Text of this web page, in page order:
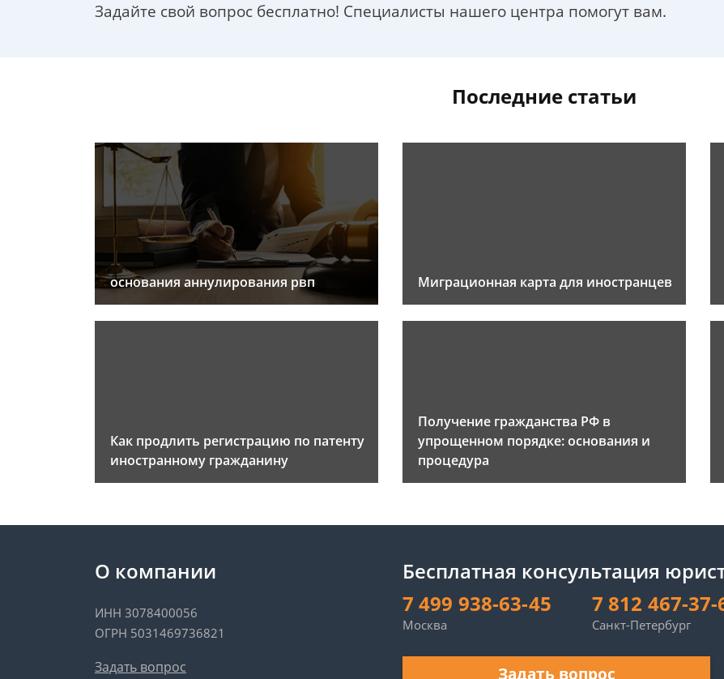
Задайте свой вопрос бесплатно! Специалисты нашего центра помогут вам.
Последние статьи
основания аннулирования рвп Миграционная карта для иностранцев
Как продлить регистрацию по патенту
иностранному гражданину
Получение гражданства РФ в
упрощенном порядке: основания и
процедура
О компании
ИНН 3078400056
ОГРН 5031469736821
Задать вопрос
Бесплатная консультация
7 499 938-63-45
Москва
7 812 467-37-
Санкт-Петербург
Задать вопрос